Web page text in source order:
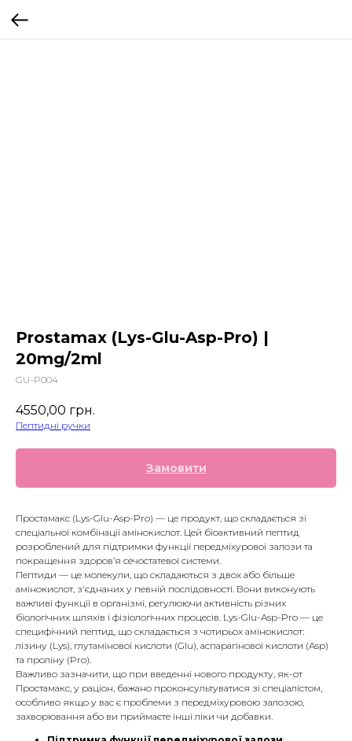
Prostamax (Lys-Glu-Asp-Pro) |
20mg/2ml
GU-P004
4550,00 грн.
Пептидні ручки
Замовити
Простамакс (Lys-Glu-Asp-Pro) — це продукт, що складається зі
спеціальної комбінації амінокислот. Цей біоактивний пептид
розроблений для підтримки функції передміхурової залози та
покращення здоров’я сечостатевої системи.
Пептиди — це молекули, що складаються з двох або більше
амінокислот, з'єднаних у певній послідовності. Вони виконують
важливі функції в організмі, регулюючи активність різних
біологічних шляхів і фізіологічних процесів. Lys-Glu-Asp-Pro — це
специфічний пептид, що складається з чотирьох амінокислот:
лізину (Lys), глутамінової кислоти (Glu), аспарагінової кислоти (Asp)
та проліну (Pro).
Важливо зазначити, що при введенні нового продукту, як-от
Простамакс, у раціон, бажано проконсультуватися зі спеціалістом,
особливо якщо у вас є проблеми з передміхуровою залозою,
захворювання або ви приймаєте інші ліки чи добавки.